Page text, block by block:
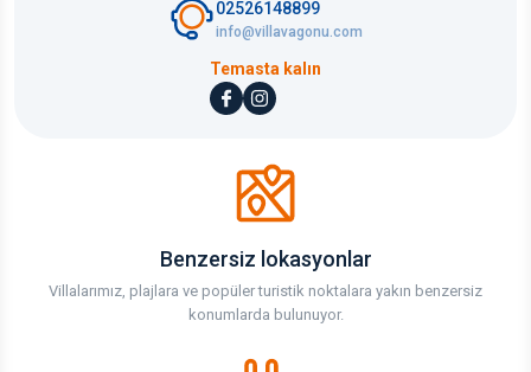
02526148899
info@villavagonu.com
Temasta kalın
Benzersiz lokasyonlar
Villalarımız, plajlara ve popüler turistik noktalara yakın benzersiz
konumlarda bulunuyor.